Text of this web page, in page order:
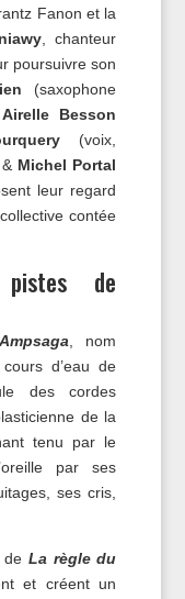
Fanon et la
, chanteur
poursuivre son
(saxophone
Airelle Besson
(voix,
Michel Portal
leur regard
contée
de
Ampsaga , nom
d’eau de
des cordes
de la
tenu par le
par ses
ses cris,
de La règle du
et créent un